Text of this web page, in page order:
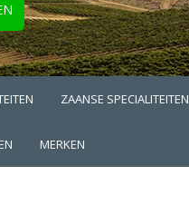
ZAANSE SPECIALITEITEN
MERKEN